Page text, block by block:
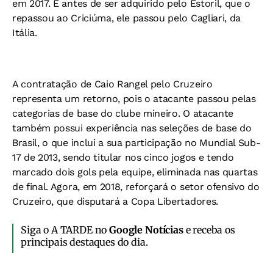
em 2017. E antes de ser adquirido pelo Estoril, que o
repassou ao Criciúma, ele passou pelo Cagliari, da
Itália.
A contratação de Caio Rangel pelo Cruzeiro
representa um retorno, pois o atacante passou pelas
categorias de base do clube mineiro. O atacante
também possui experiência nas seleções de base do
Brasil, o que inclui a sua participação no Mundial Sub-
17 de 2013, sendo titular nos cinco jogos e tendo
marcado dois gols pela equipe, eliminada nas quartas
de final. Agora, em 2018, reforçará o setor ofensivo do
Cruzeiro, que disputará a Copa Libertadores.
Siga o A TARDE noGoogle Notíciase receba os
principais destaques do dia.